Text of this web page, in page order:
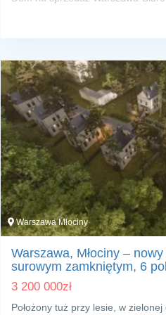
Warszawa Młociny
Warszawa, Młociny –
surowym zamkniętym, 6
3 200 000zł
Położony tuż przy lesie, w